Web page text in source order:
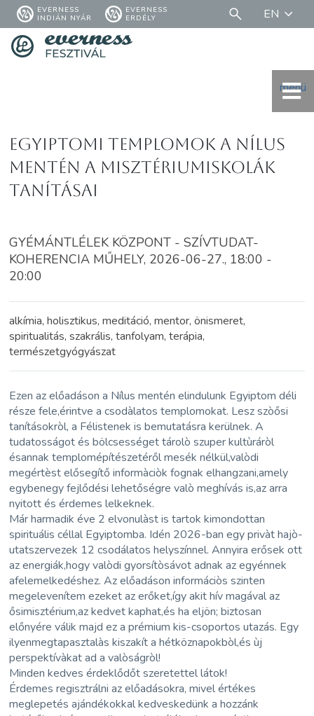
EVERNESS
INDIÁN NYÁR
EVERNESS
ERDÉLY
EN
menü
Egyiptomi templomok a Nílus
mentén A misztériumiskolák
tanításai
GYÉMÁNTLÉLEK KÖZPONT - SZÍVTUDAT-
KOHERENCIA MŰHELY, 2026-06-27., 18:00 -
20:00
alkímia, holisztikus, meditáció, mentor, önismeret,
spiritualitás, szakrális, tanfolyam, terápia,
természetgyógyászat
Ezen az előadáson a Nílus mentén elindulunk Egyiptom déli
része fele,érintve a csodàlatos templomokat. Lesz szòősi
tanításokròl, a Félistenek is bemutatásra kerülnek. A
tudatosságot és bölcsességet tárolò szuper kultùráròl
ésannak templomépítészetéről mesék nélkül,valòdi
megértèst elősegítő informàciòk fognak elhangzani,amely
egybenegy fejlődési lehetőségre valò meghívás is,az arra
nyitott és érdemes lelkeknek.
Már harmadik éve 2 elvonulàst is tartok kimondottan
spirituális céllal Egyiptomba. Idén 2026-ban egy privàt hajò-
utatszervezek 12 csodálatos helyszínnel. Annyira erősek ott
az energiák,hogy valòdi gyorsítòsávot adnak az egyénnek
afelemelkedéshez. Az előadáson informáciòs szinten
megelevenítem ezeket az erőket,így akit hív magával az
ősimisztérium,az kedvet kaphat,és ha eljön; biztosan
előnyére válik majd ez a prémium kis-csoportos utazás. Egy
ilyenmegtapasztalàs kiszakít a hétköznapokbòl,és ùj
perspektívàkat ad a valòságròl!
Minden kedves érdeklődőt szeretettel látok!
Érdemes regisztrálni az előadásokra, mivel értékes
meglepetés ajándékokkal kedveskedünk a hozzánk